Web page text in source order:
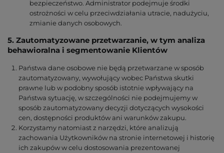
bezpieczeństwo. Administrator podejmuje środki
ostrożności w celu przeciwdziałania utracie, nadużyciu,
zmianie danych osobowych.
5. Zautomatyzowane przetwarzanie, w tym analiza
behawioralna i segmentowanie Klientów
Państwa dane osobowe nie będą przetwarzane w sposób
zautomatyzowany, wywołujący wobec Państwa skutki
prawne lub w podobny sposób istotnie wpływający na
Państwa sytuację, w szczególności nie podejmujemy w
sposób zautomatyzowany decyzji dotyczących wysokości
cen, dostępności produktów ani warunków zakupu.
Korzystamy natomiast z narzędzi, które analizują
zachowania Użytkowników na stronie internetowej i historię
ich zakupów w celu dostosowania prezentowanej